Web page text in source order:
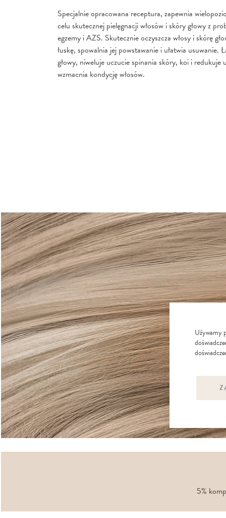
Używamy
Specjalnie opracowana receptura, zapewnia
celu skutecznej pielęgnacji włosów i skóry głowy z
egzemy i AZS. Skutecznie oczyszcza włosy i skórę
łuskę, spowalnia jej powstawanie i ułatwia usuwanie.
głowy, niweluje uczucie spinania skóry, koi i redukuje
wzmacnia kondycję włosów.
5%